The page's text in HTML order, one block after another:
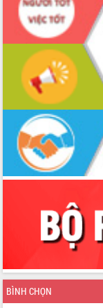
Tháo gỡ những vướng
công tác cải cách thủ
tại Trung tâm Phục vụ
công tỉnh
Đắk Lắk: Tôn vinh 46 giải
thi Sáng tạo Kỹ thuật 2024
Đắk Lắk rà soát, điều
về phát triển nuôi trồng
Phó Chủ tịch UBND tỉnh
Trương Công Thái kiểm
Dự án cao tốc Khánh
Thuột
Định vị cà phê Việt Nam
sản sống” trong dòng
Xây dựng nông thôn mới:
sống người dân từ
Quyết liệt tháo gỡ vướng
nhanh tiến độ các dự án
trong Khu kinh tế Nam Phú
BÌNH CHỌN